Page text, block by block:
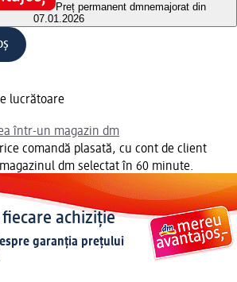
Preț permanent dmnemajorat din
07.01.2026
lucrătoare
într-un magazin dm
comandă plasată, cu cont de client
dm selectat în 60 minute.
achiziție
garanția prețului